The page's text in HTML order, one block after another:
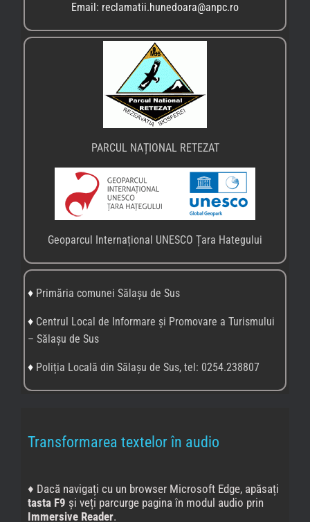
Email: reclamatii.hunedoara@anpc.ro
PARCUL NAȚIONAL RETEZAT
Geoparcul Internațional UNESCO Țara Hategului
♦ Primăria comunei Sălașu de Sus
♦ Centrul Local de Informare și Promovare a Turismului
– Sălașu de Sus
♦ Poliția Locală din Sălașu de Sus, tel: 0254.238807
Transformarea textelor în audio
♦ Dacă navigați cu un browser Microsoft Edge, apăsați
tasta F9 și veți parcurge pagina în modul audio prin
Immersive Reader.